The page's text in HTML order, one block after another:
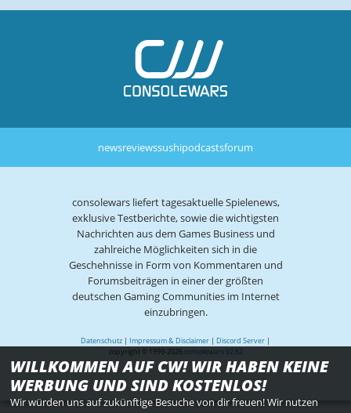
newsreviewssushipodcastsforum
consolewars liefert tagesaktuelle Spielenews,
exklusive Testberichte, sowie die wichtigsten
Nachrichten aus dem Games Business und
zahlreiche Möglichkeiten sich in die
Geschehnisse in Form von Kommentaren und
Forumsbeiträgen in einer der größten
deutschen Gaming Communities im Internet
einzubringen.
Datenschutz | Impressum & Disclaimer | Discord Server |
copyright © 1999-2026 consolewars V2.82
WILLKOMMEN AUF CW! WIR HABEN KEINE
WERBUNG UND SIND KOSTENLOS!
Wir würden uns auf zukünftige Besuche von dir freuen! Wir nutzen